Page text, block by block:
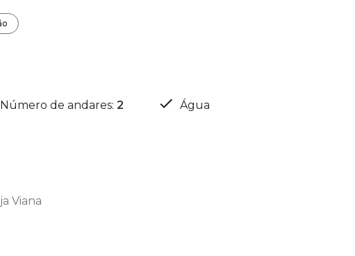
Número de andares: 2 Água
Viana